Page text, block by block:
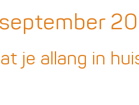
september
je allang in